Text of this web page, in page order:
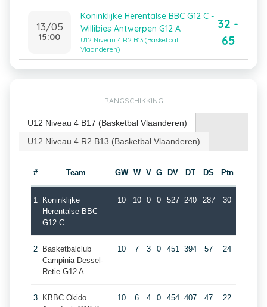
13/05
15:00
Koninklijke Herentalse BBC G12 C -
Willibies Antwerpen G12 A
U12 Niveau 4 R2 B13 (Basketbal
Vlaanderen)
32 -
65
RANGSCHIKKING
U12 Niveau 4 B17 (Basketbal Vlaanderen)
U12 Niveau 4 R2 B13 (Basketbal Vlaanderen)
# Team GW W V G DV DT DS Ptn
1
Koninklijke
Herentalse BBC
G12 C
10 10 0 0 527 240 287 30
2
Basketbalclub
Campinia Dessel-
Retie G12 A
10 7 3 0 451 394 57 24
3
KBBC Okido
10 6 4 0 454 407 47 22